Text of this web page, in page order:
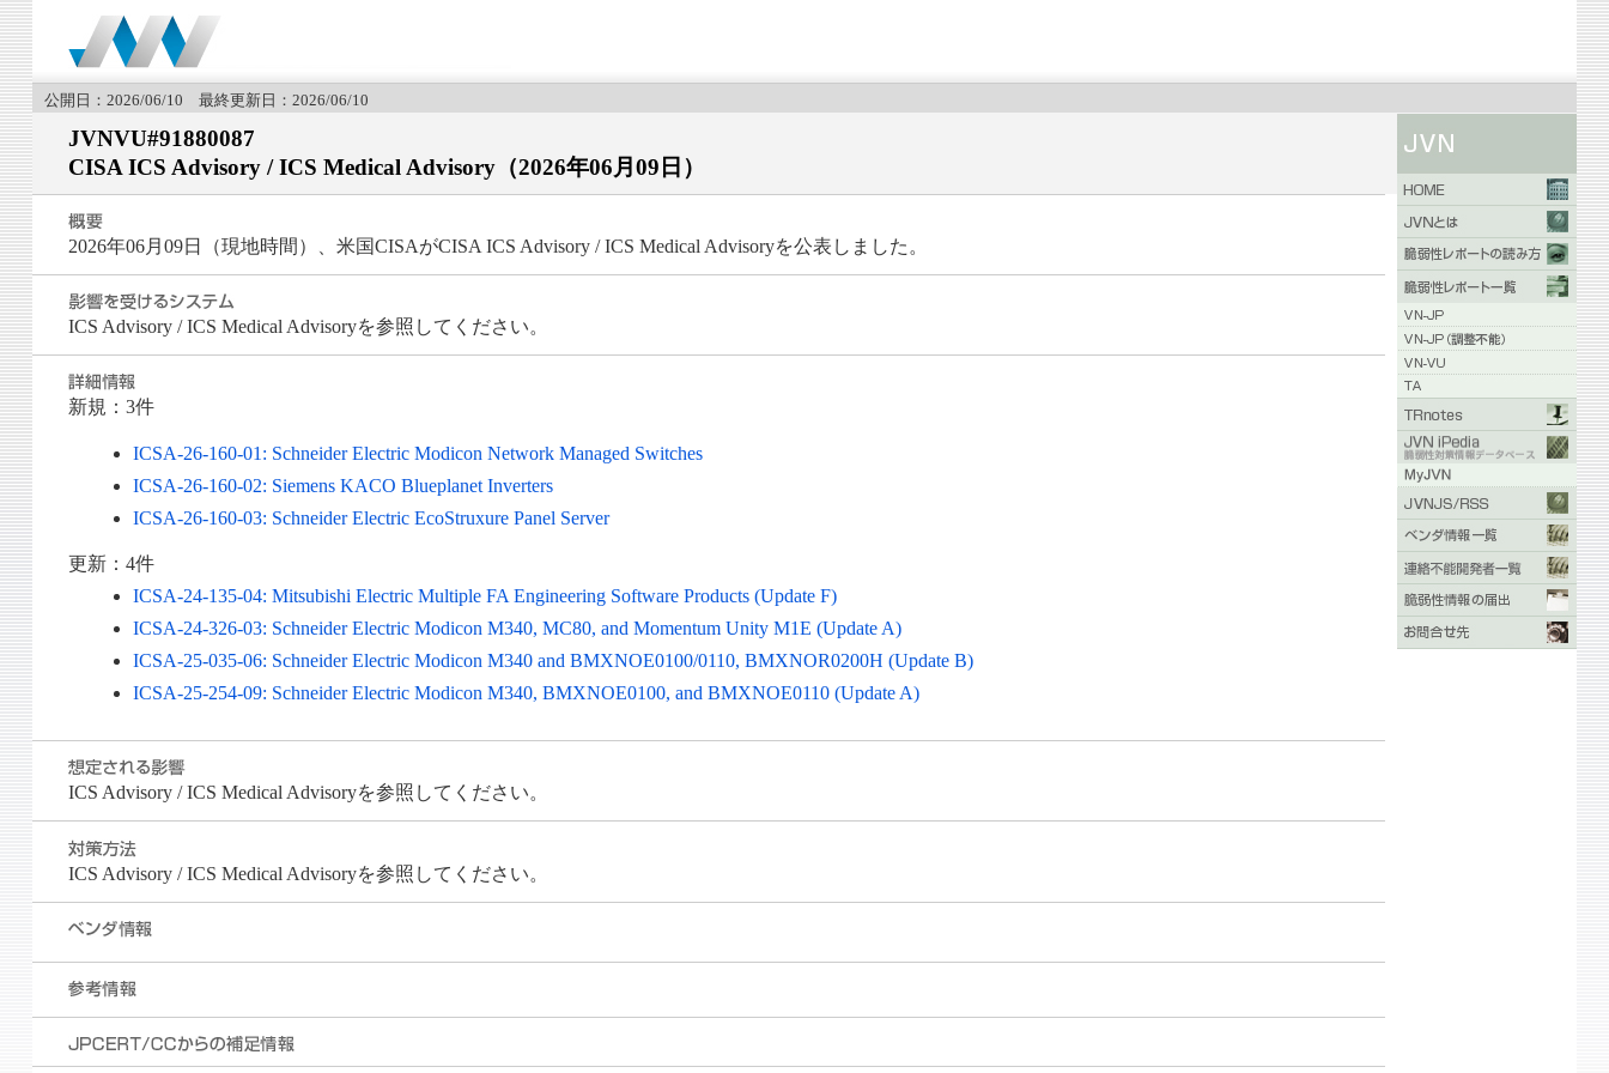
公開日：2026/06/10 最終更新日：2026/06/10
JVNVU#91880087
CISA ICS Advisory / ICS Medical Advisory（2026年06月09日）
2026年06月09日（現地時間）、米国CISAがCISA ICS Advisory / ICS Medical Advisoryを公表しました。
ICS Advisory / ICS Medical Advisoryを参照してください。
新規：3件
ICSA-26-160-01: Schneider Electric Modicon Network Managed Switches
ICSA-26-160-02: Siemens KACO Blueplanet Inverters
ICSA-26-160-03: Schneider Electric EcoStruxure Panel Server
更新：4件
ICSA-24-135-04: Mitsubishi Electric Multiple FA Engineering Software Products (Update F)
ICSA-24-326-03: Schneider Electric Modicon M340, MC80, and Momentum Unity M1E (Update A)
ICSA-25-035-06: Schneider Electric Modicon M340 and BMXNOE0100/0110, BMXNOR0200H (Update B)
ICSA-25-254-09: Schneider Electric Modicon M340, BMXNOE0100, and BMXNOE0110 (Update A)
ICS Advisory / ICS Medical Advisoryを参照してください。
ICS Advisory / ICS Medical Advisoryを参照してください。